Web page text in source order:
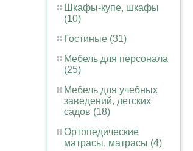
Шкафы-купе, шкафы
(10)
Гостиные (31)
Мебель для персонала
(25)
Мебель для учебных
заведений, детских
садов (18)
Ортопедические
матрасы, матрасы (4)